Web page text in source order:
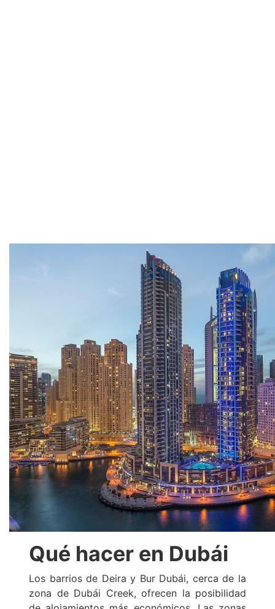
Qué hacer en Dubái
Los barrios de Deira y Bur Dubái, cerca de la
zona de Dubái Creek, ofrecen la posibilidad